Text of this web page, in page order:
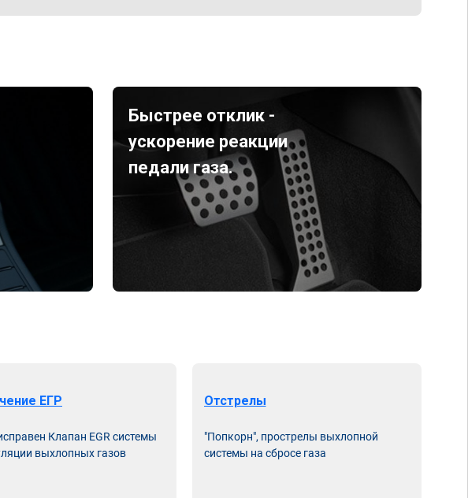
Быстрее отклик -
ускорение реакции
педали газа.
ЕГР
Клапан EGR системы
выхлопных газов
Отстрелы
"Попкорн", прострелы выхлопной
системы на сбросе газа